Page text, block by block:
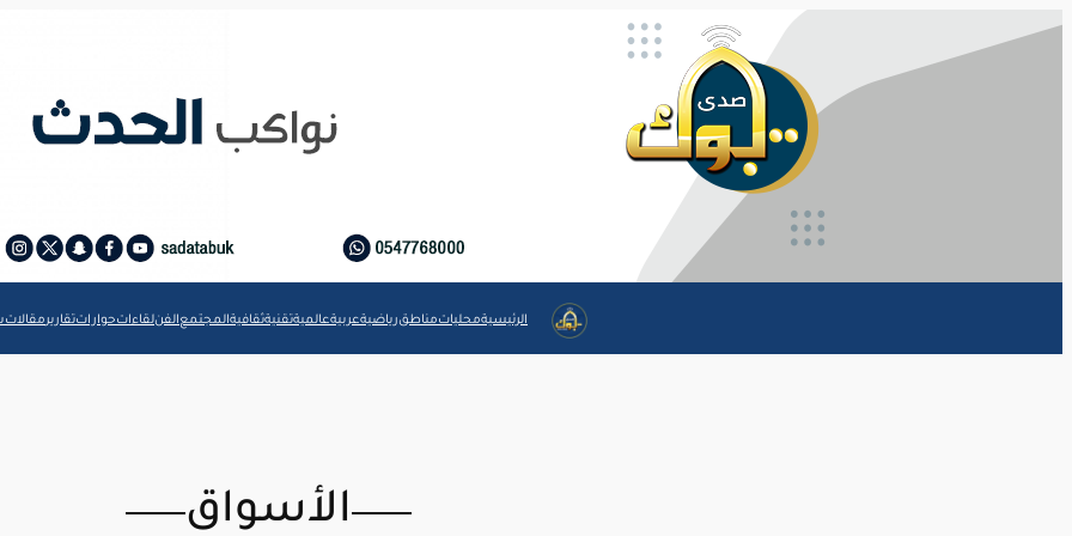
تخطى
الرئيسيةمحلياتمناطقرياضيةعربيةعالميةتقنيةثقافيةالمجتمعالفنلقاءاتحواراتتقاريرمقالات
الأسواق